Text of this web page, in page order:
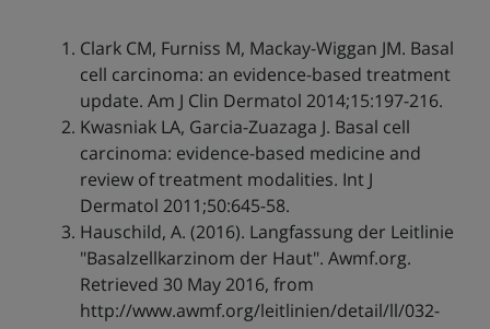
Clark CM, Furniss M, Mackay-Wiggan JM. Basal
cell carcinoma: an evidence-based treatment
update. Am J Clin Dermatol 2014;15:197-216.
Kwasniak LA, Garcia-Zuazaga J. Basal cell
carcinoma: evidence-based medicine and
review of treatment modalities. Int J
Dermatol 2011;50:645-58.
Hauschild, A. (2016). Langfassung der Leitlinie
"Basalzellkarzinom der Haut". Awmf.org.
Retrieved 30 May 2016, from
http://www.awmf.org/leitlinien/detail/ll/032-